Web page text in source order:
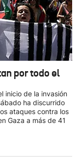
por todo el
inicio de la invasión
ha discurrido
ataques contra los
Gaza a más de 41